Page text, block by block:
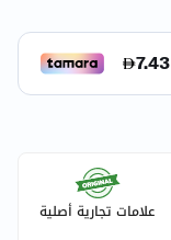
علامات تجارية أصلية